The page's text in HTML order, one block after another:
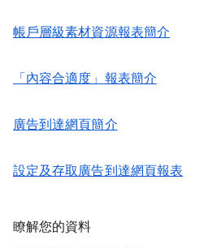
帳戶層級素材資源報表簡介
「內容合適度」報表簡介
廣告到達網頁簡介
設定及存取廣告到達網頁報表
瞭解您的資料